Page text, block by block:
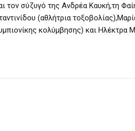
σύζυγό της Ανδρέα Καυκή,τη
(αθλήτρια
κολύμβησης) και Ηλέκτρα